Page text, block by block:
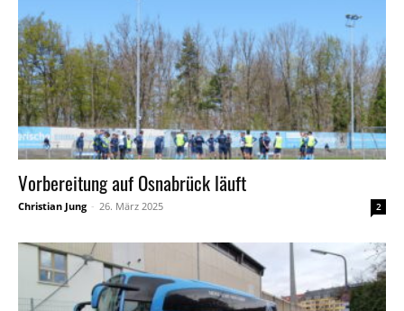
Vorbereitung auf Osnabrück läuft
Christian Jung - 26. März 2025 2